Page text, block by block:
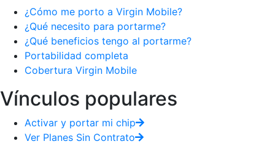
¿Cómo me porto a Virgin Mobile?
¿Qué necesito para portarme?
¿Qué beneficios tengo al portarme?
Portabilidad completa
Cobertura Virgin Mobile
Vínculos populares
Activar y portar mi chip
Ver Planes Sin Contrato